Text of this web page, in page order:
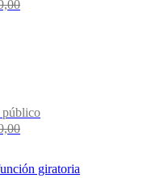
público
giratoria